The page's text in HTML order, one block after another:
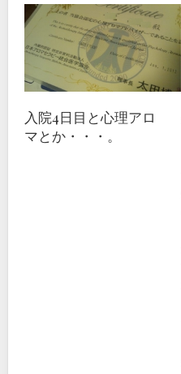
入院4日目と心理アロ
マとか・・・。